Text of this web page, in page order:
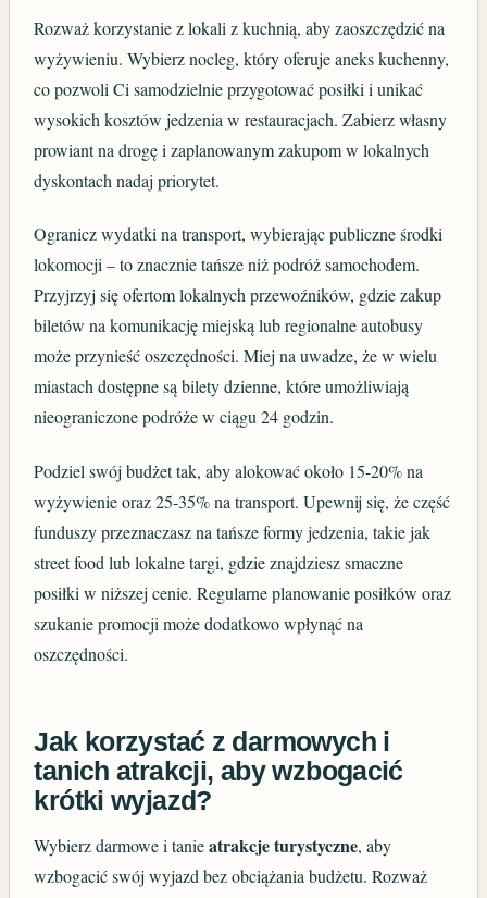
Rozważ korzystanie z lokali z kuchnią, aby zaoszczędzić na
wyżywieniu. Wybierz nocleg, który oferuje aneks kuchenny,
co pozwoli Ci samodzielnie przygotować posiłki i unikać
wysokich kosztów jedzenia w restauracjach. Zabierz własny
prowiant na drogę i zaplanowanym zakupom w lokalnych
dyskontach nadaj priorytet.
Ogranicz wydatki na transport, wybierając publiczne środki
lokomocji – to znacznie tańsze niż podróż samochodem.
Przyjrzyj się ofertom lokalnych przewoźników, gdzie zakup
biletów na komunikację miejską lub regionalne autobusy
może przynieść oszczędności. Miej na uwadze, że w wielu
miastach dostępne są bilety dzienne, które umożliwiają
nieograniczone podróże w ciągu 24 godzin.
Podziel swój budżet tak, aby alokować około 15-20% na
wyżywienie oraz 25-35% na transport. Upewnij się, że część
funduszy przeznaczasz na tańsze formy jedzenia, takie jak
street food lub lokalne targi, gdzie znajdziesz smaczne
posiłki w niższej cenie. Regularne planowanie posiłków oraz
szukanie promocji może dodatkowo wpłynąć na
oszczędności.
Jak korzystać z darmowych i
tanich atrakcji, aby wzbogacić
krótki wyjazd?
Wybierz darmowe i tanieatrakcje turystyczne, aby
wzbogacić swój wyjazd bez obciążania budżetu. Rozważ